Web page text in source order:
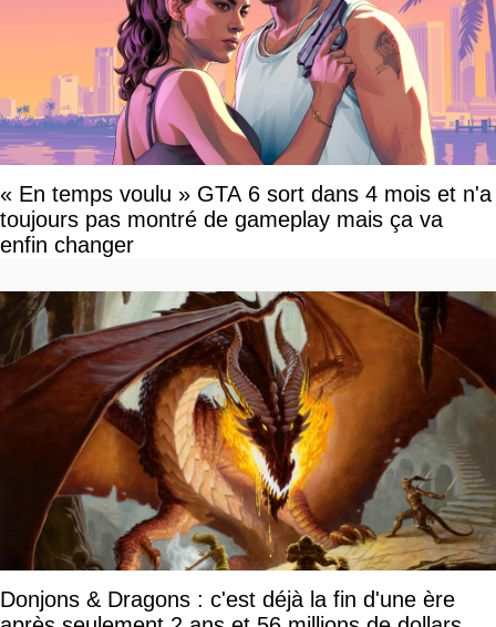
« En temps voulu » GTA 6 sort dans 4 mois et n'a
toujours pas montré de gameplay mais ça va
enfin changer
Donjons & Dragons : c'est déjà la fin d'une ère